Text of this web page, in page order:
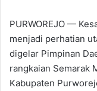
PURWOREJO —
menjadi perhatian
digelar Pimpinan
rangkaian Semarak
Kabupaten